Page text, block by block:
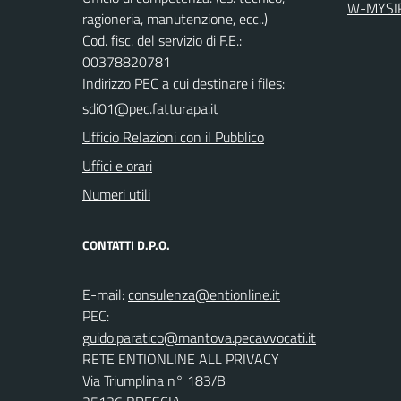
ragioneria, manutenzione, ecc..)
Cod. fisc. del servizio di F.E.:
00378820781
Indirizzo PEC a cui destinare i files:
sdi01@pec.fatturapa.it
Ufficio Relazioni con il Pubblico
Uffici e orari
Numeri utili
CONTATTI D.P.O.
E-mail:
PEC:
RETE ENTIONLINE ALL PRIVACY
Via Triumplina n° 183/B
W-